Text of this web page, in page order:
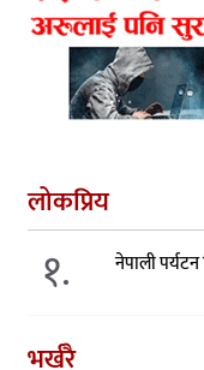
लोकप्रिय
१. नेपाली
भर्खरै